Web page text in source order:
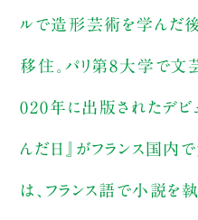
ルで造形芸術を学んだ
移住。パリ第8大学で
020年に出版されたデビ
んだ日』がフランス国内
は、フランス語で小説を